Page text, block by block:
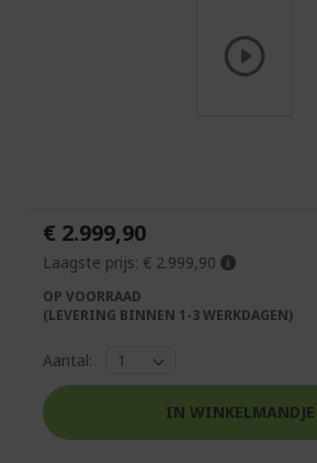
afbeeldingen-
€ 2.999,90
Laagste prijs: € 2.999,90
OP VOORRAAD
(LEVERING BINNEN 1-3 WERKDAGEN)
Aantal:
IN WINKELMANDJE